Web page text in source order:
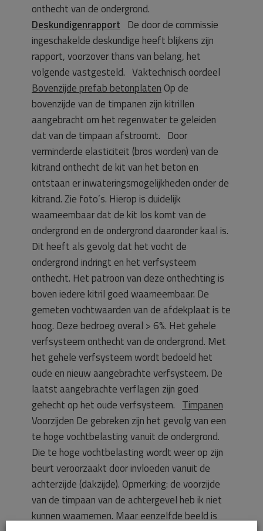
onthecht van de ondergrond.
Deskundigenrapport De door de commissie
ingeschakelde deskundige heeft blijkens zijn
rapport, voorzover thans van belang, het
volgende vastgesteld. Vaktechnisch oordeel
Bovenzijde prefab betonplaten Op de
bovenzijde van de timpanen zijn kitrillen
aangebracht om het regenwater te geleiden
dat van de timpaan afstroomt. Door
verminderde elasticiteit (bros worden) van de
kitrand onthecht de kit van het beton en
ontstaan er inwateringsmogelijkheden onder de
kitrand. Zie foto’s. Hierop is duidelijk
waarneembaar dat de kit los komt van de
ondergrond en de ondergrond daaronder kaal is.
Dit heeft als gevolg dat het vocht de
ondergrond indringt en het verfsysteem
onthecht. Het patroon van deze onthechting is
boven iedere kitril goed waarneembaar. De
gemeten vochtwaarden van de afdekplaat is te
hoog. Deze bedroeg overal > 6%. Het gehele
verfsysteem onthecht van de ondergrond. Met
het gehele verfsysteem wordt bedoeld het
oude en nieuw aangebrachte verfsysteem. De
laatst aangebrachte verflagen zijn goed
gehecht op het oude verfsysteem. Timpanen
Voorzijden De gebreken zijn het gevolg van een
te hoge vochtbelasting vanuit de ondergrond.
Die te hoge vochtbelasting wordt weer op zijn
beurt veroorzaakt door invloeden vanuit de
achterzijde (dakzijde). Opmerking: de voorzijde
van de timpaan van de achtergevel heb ik niet
kunnen waarnemen. Maar eenzelfde beeld is